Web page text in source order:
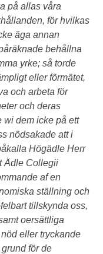
på allas våra
för hvilkas
äga annan
behållna
yrke; så torde
eller förmätet,
och arbeta för
och deras
wi dem icke på ett
nödsakade att i
Högädle Herr
Ädle Collegii
af en
ställning och
tillskynda oss,
oersättliga
eller tryckande
för de